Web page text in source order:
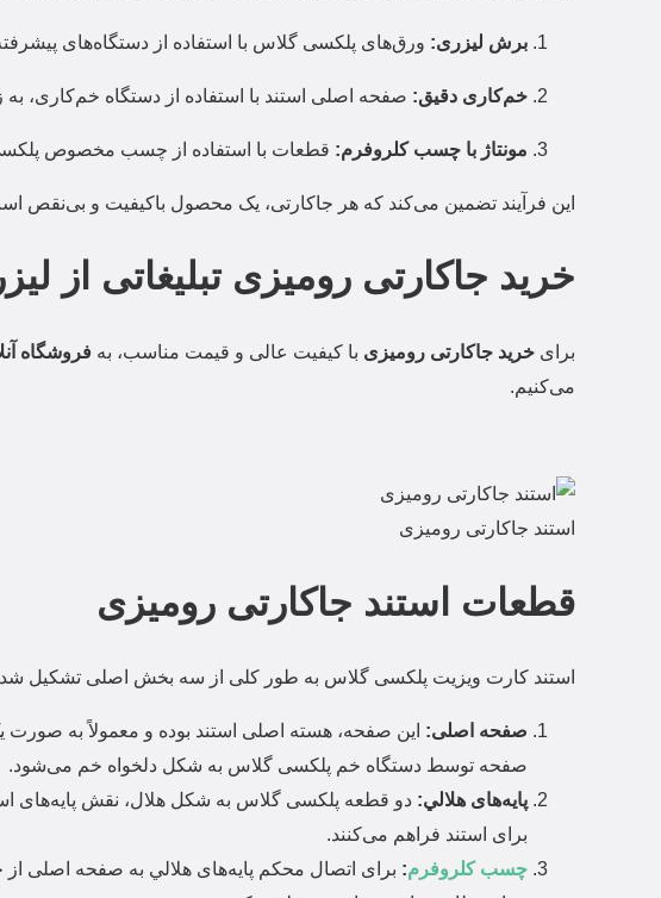
برش لیزری: ورق‌های پلکسی گلاس با استفاده از دستگاه‌های
خم‌کاری دقیق: صفحه اصلی استند با استفاده از دستگاه خم‌کاری،
مونتاژ با چسب کلروفرم: قطعات با استفاده از چسب مخصوص
این فرآیند تضمین می‌کند که هر جاکارتی، یک محصول باکیفیت و بی‌نقص
خرید جاکارتی رومیزی تبلیغاتی از
برای خرید جاکارتی رومیزی با کیفیت عالی و قیمت مناسب، به فروشگاه
می‌کنیم.
استند جاکارتی رومیزی
قطعات استند جاکارتی رومیزی
استند کارت ویزیت پلکسی گلاس به طور کلی از سه بخش اصلی تشکیل
صفحه اصلی: این صفحه، هسته اصلی استند بوده و معمولاً به
صفحه توسط دستگاه خم پلکسی گلاس به شکل دلخواه خم می‌شود.
پایه‌های هلالي: دو قطعه پلکسی گلاس به شکل هلال، نقش پایه‌های
برای استند فراهم می‌کنند.
چسب کلروفرم: برای اتصال محکم پایه‌های هلالي به صفحه